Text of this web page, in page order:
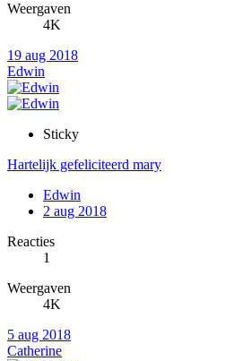
Weergaven
4K
19 aug 2018
Edwin
Sticky
Hartelijk gefeliciteerd mary
Edwin
2 aug 2018
Reacties
1
Weergaven
4K
5 aug 2018
Catherine